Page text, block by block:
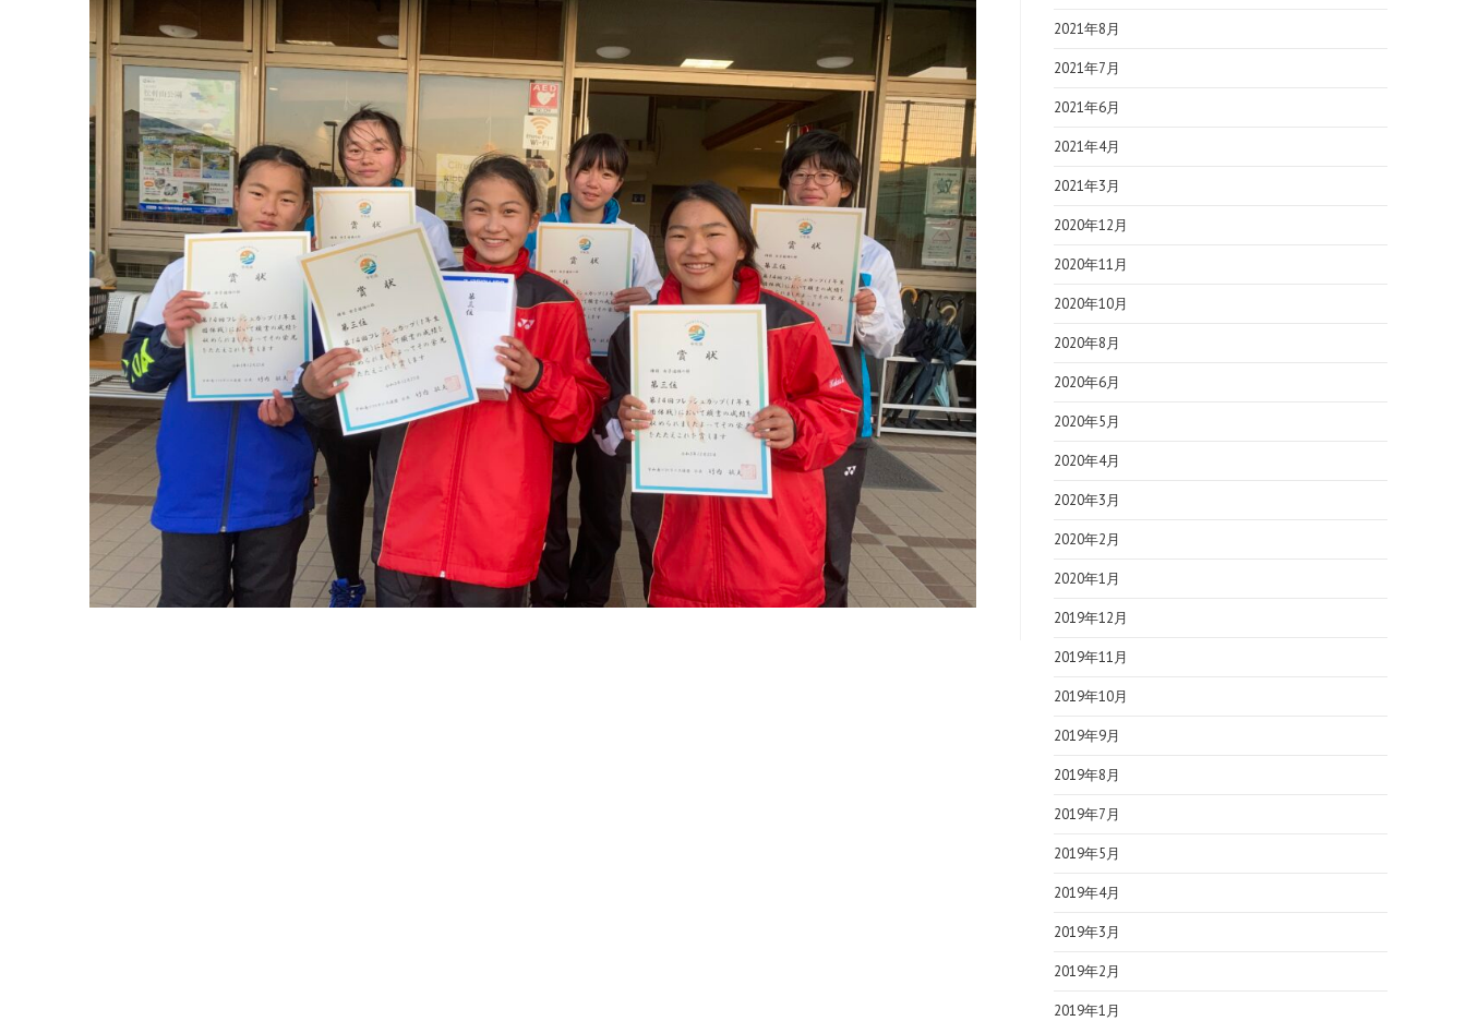
2021年8月
2021年7月
2021年6月
2021年4月
2021年3月
2020年12月
2020年11月
2020年10月
2020年8月
2020年6月
2020年5月
2020年4月
2020年3月
2020年2月
2020年1月
2019年12月
2019年11月
2019年10月
2019年9月
2019年8月
2019年7月
2019年5月
2019年4月
2019年3月
2019年2月
2019年1月